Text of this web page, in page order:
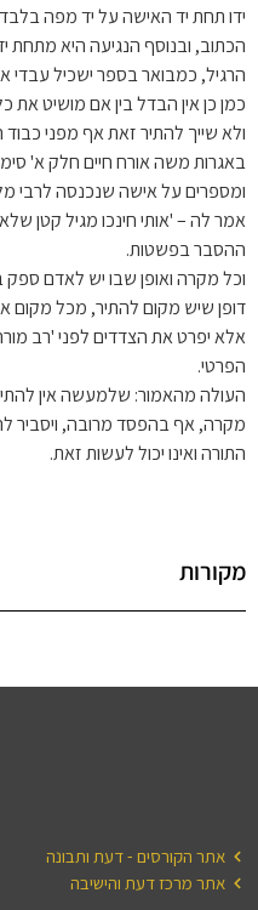
ידו תחת יד האישה על יד מפה
הכתוב, ובנוסף הנגיעה היא מתחת
הרגיל, כמבואר בספר ישכיל עבדי
כמן כן אין הבדל בין אם מושיט את
ולא שייך להתיר זאת אף מפני
באגרות משה אורח חיים חלק א'
ומספרים על אישה שנכנסה לרבי
אמר לה – 'אותי חינכו מגיל קטן
ההסבר בפשטות.
וכל מקרה ואופן שבו יש לאדם ספק
דופן שיש מקום להתיר, מכל מקום
אלא יפרט את הצדדים לפני 'רב
הפרטי.
העולה מהאמור: שלמעשה אין
מקרה, אף בהפסד מרובה, ויסביר
התורה ואינו יכול לעשות זאת.
מקורות
אתר הקורסים - דעת ותבונה
אתר מרכז דעת והישיבה